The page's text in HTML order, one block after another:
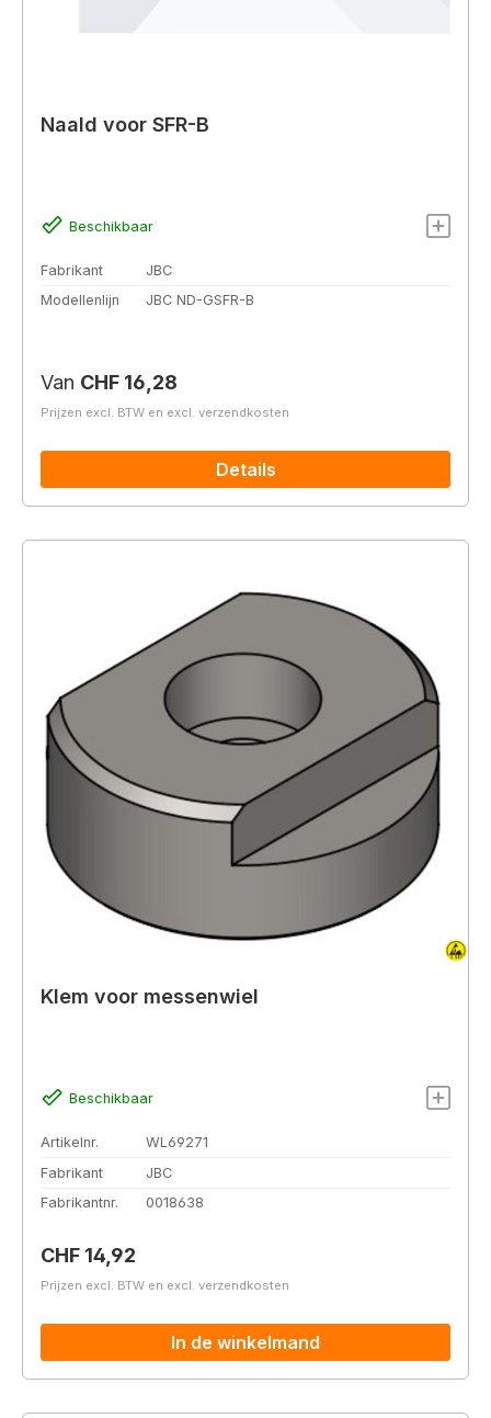
Naald voor SFR-B
Beschikbaar
Fabrikant
JBC
Modellenlijn
JBC ND-GSFR-B
Normale prijs:
Van CHF 16,28
Prijzen excl. BTW en excl. verzendkosten
Details
Klem voor messenwiel
Beschikbaar
Artikelnr.
WL69271
Fabrikant
JBC
Fabrikantnr.
0018638
Normale prijs:
CHF 14,92
Prijzen excl. BTW en excl. verzendkosten
In de winkelmand